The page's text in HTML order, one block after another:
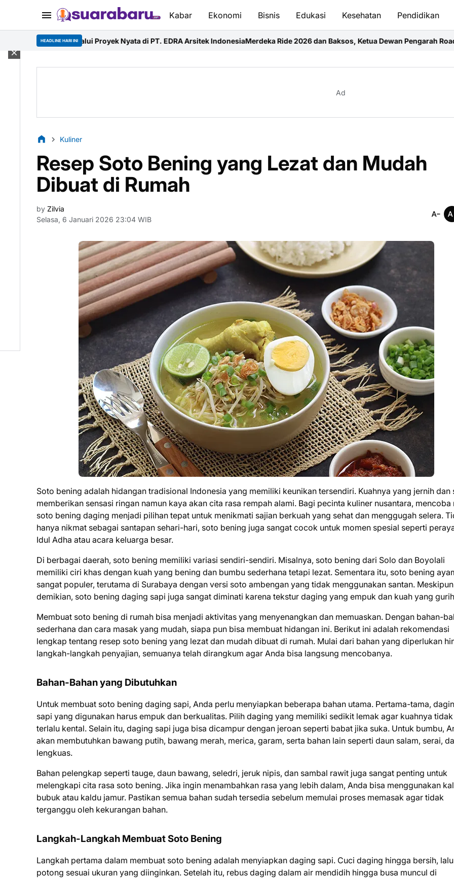
Kabar Ekonomi Bisnis Edukasi Kesehatan Pendidikan
HEADLINE HARI INI
Proyek Nyata di PT. EDRA Arsitek IndonesiaMerdeka Ride 2026 dan Baksos, Ketua Dewan Pengarah Road Glid Owner Group
Ad
Kuliner
Resep Soto Bening yang Lezat dan Mudah
Dibuat di Rumah
by Zilvia
Selasa, 6 Januari 2026 23:04 WIB
Soto bening adalah hidangan tradisional Indonesia yang memiliki keunikan tersendiri. Kuahnya yang jernih dan
memberikan sensasi ringan namun kaya akan cita rasa rempah alami. Bagi pecinta kuliner nusantara, mencoba
soto bening daging menjadi pilihan tepat untuk menikmati sajian berkuah yang sehat dan menggugah selera.
hanya nikmat sebagai santapan sehari-hari, soto bening juga sangat cocok untuk momen spesial seperti
Idul Adha atau acara keluarga besar.
Di berbagai daerah, soto bening memiliki variasi sendiri-sendiri. Misalnya, soto bening dari Solo dan Boyolali
memiliki ciri khas dengan kuah yang bening dan bumbu sederhana tetapi lezat. Sementara itu, soto bening
sangat populer, terutama di Surabaya dengan versi soto ambengan yang tidak menggunakan santan. Meskipun
demikian, soto bening daging sapi juga sangat diminati karena tekstur daging yang empuk dan kuah yang
Membuat soto bening di rumah bisa menjadi aktivitas yang menyenangkan dan memuaskan. Dengan bahan-
sederhana dan cara masak yang mudah, siapa pun bisa membuat hidangan ini. Berikut ini adalah rekomendasi
lengkap tentang resep soto bening yang lezat dan mudah dibuat di rumah. Mulai dari bahan yang diperlukan
langkah-langkah penyajian, semuanya telah dirangkum agar Anda bisa langsung mencobanya.
Bahan-Bahan yang Dibutuhkan
Untuk membuat soto bening daging sapi, Anda perlu menyiapkan beberapa bahan utama. Pertama-tama,
sapi yang digunakan harus empuk dan berkualitas. Pilih daging yang memiliki sedikit lemak agar kuahnya tidak
terlalu kental. Selain itu, daging sapi juga bisa dicampur dengan jeroan seperti babat jika suka. Untuk bumbu,
akan membutuhkan bawang putih, bawang merah, merica, garam, serta bahan lain seperti daun salam, serai,
lengkuas.
Bahan pelengkap seperti tauge, daun bawang, seledri, jeruk nipis, dan sambal rawit juga sangat penting untuk
melengkapi cita rasa soto bening. Jika ingin menambahkan rasa yang lebih dalam, Anda bisa menggunakan
bubuk atau kaldu jamur. Pastikan semua bahan sudah tersedia sebelum memulai proses memasak agar tidak
terganggu oleh kekurangan bahan.
Langkah-Langkah Membuat Soto Bening
Langkah pertama dalam membuat soto bening adalah menyiapkan daging sapi. Cuci daging hingga bersih, lalu
potong sesuai ukuran yang diinginkan. Setelah itu, rebus daging dalam air mendidih hingga busa muncul di